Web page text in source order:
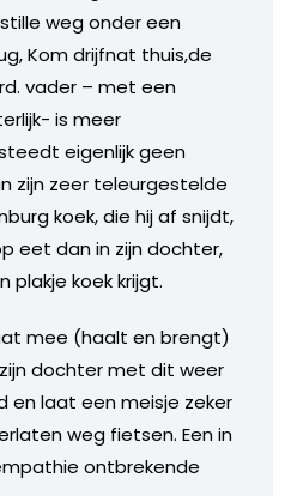
weg onder een
Kom drijfnat thuis,de
vader – met een
is meer
eigenlijk geen
zijn zeer teleurgestelde
koek, die hij af snijdt,
eet dan in zijn dochter,
plakje koek krijgt.
mee (haalt en brengt)
dochter met dit weer
en laat een meisje zeker
weg fietsen. Een in
ontbrekende